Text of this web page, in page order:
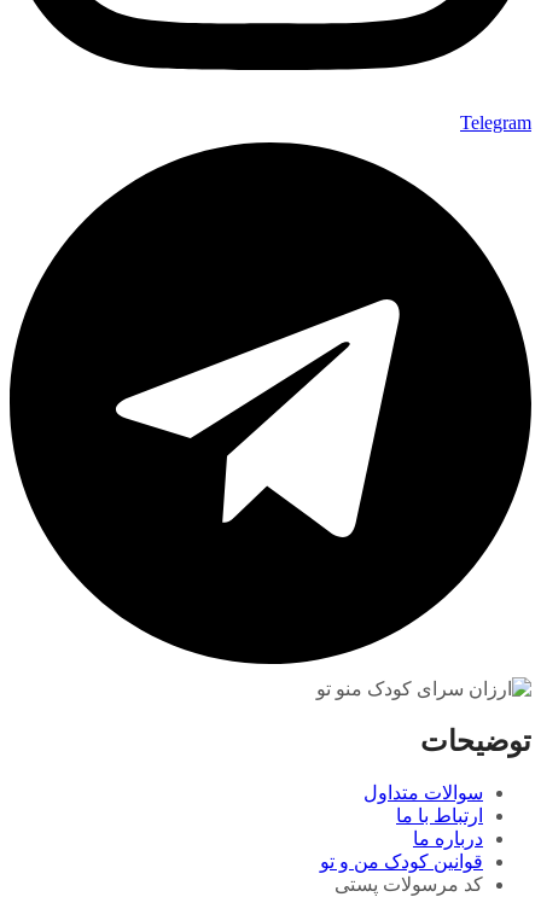
Telegram
توضیحات
سوالات متداول
ارتباط با ما
درباره ما
قوانین کودک من و تو
کد مرسولات پستی